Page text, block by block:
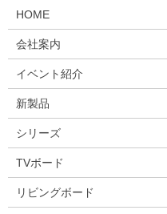
HOME
会社案内
イベント紹介
新製品
シリーズ
TVボード
リビングボード